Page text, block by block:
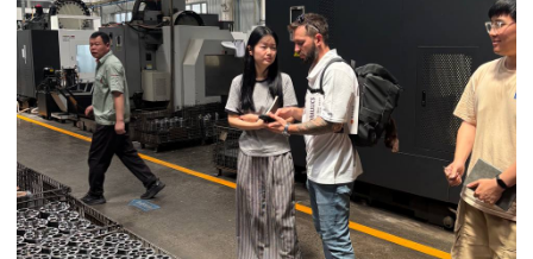
Консолидация грузов
Сопровождение грузов
Таможенное оформление
Страхование груза
Временное хранение
Организация производства
Проверка качества товара
Оплата и переговоры
с поставщиком
Инспекция поставщика
Товары для маркетплейсов